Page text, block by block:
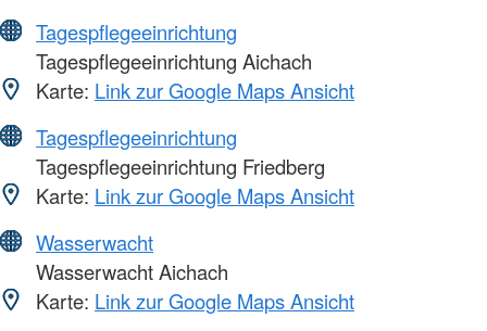
Tagespflegeeinrichtung
Tagespflegeeinrichtung Aichach
Karte: Link zur Google Maps Ansicht
Tagespflegeeinrichtung
Tagespflegeeinrichtung Friedberg
Karte: Link zur Google Maps Ansicht
Wasserwacht
Wasserwacht Aichach
Karte: Link zur Google Maps Ansicht